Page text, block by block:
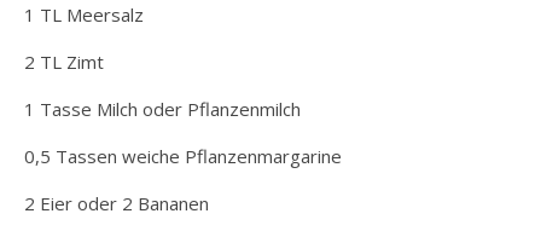
1 TL Meersalz
2 TL Zimt
1 Tasse Milch oder Pflanzenmilch
0,5 Tassen weiche Pflanzenmargarine
2 Eier oder 2 Bananen